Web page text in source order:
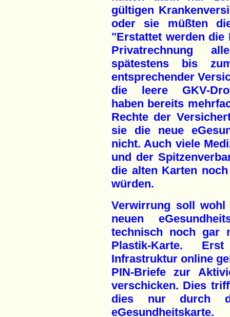
gültigen
oder sie müßten
"Erstattet werden die
Privatrechnung
spätestens bis
entsprechender
die leere GKV-
haben bereits
Rechte der
sie die neue
nicht. Auch viele
und der
die alten Karten
würden.
Verwirrung soll
neuen
technisch noch gar
Plastik-Karte.
Infrastruktur online
PIN-Briefe zur
verschicken. Dies
dies nur durch
eGesundheitskarte.